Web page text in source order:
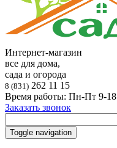
Интернет-магазин
все для дома,
сада и огорода
8 (831) 262 11 15
Время работы: Пн-Пт 9-18
Заказать звонок
Toggle navigation